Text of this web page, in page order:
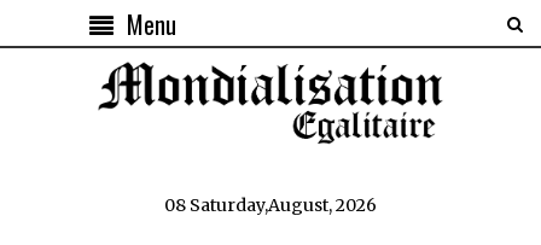
Menu
08 Saturday,August, 2026